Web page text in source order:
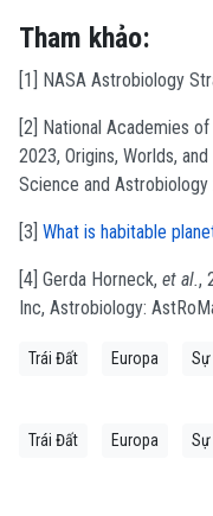
Tham khảo:
[1] NASA Astrobiology
[2] National Academies
2023, Origins, Worlds,
Science and
[3] What is habitable
[4] Gerda Horneck, et al.,
Inc, Astrobiology:
Trái Đất Europa
Trái Đất Europa